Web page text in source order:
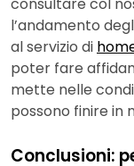
l’andamento
al servizio di
poter fare
mette nelle
possono finire in
Conclusioni: